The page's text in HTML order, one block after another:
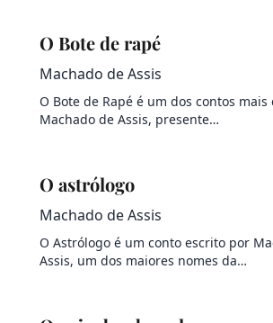
O Bote de rapé
Machado de Assis
O Bote de Rapé é um dos contos
Machado de Assis, presente…
O astrólogo
Machado de Assis
O Astrólogo é um conto escrito por
Assis, um dos maiores nomes da…